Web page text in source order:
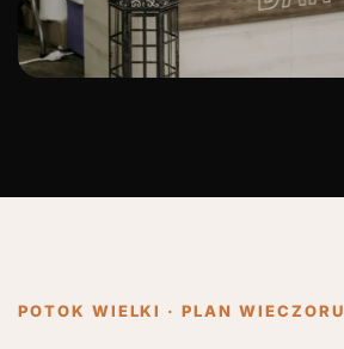
POTOK WIELKI · PLAN WIECZORU